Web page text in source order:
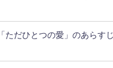
ただひとつの愛」のあらすじ